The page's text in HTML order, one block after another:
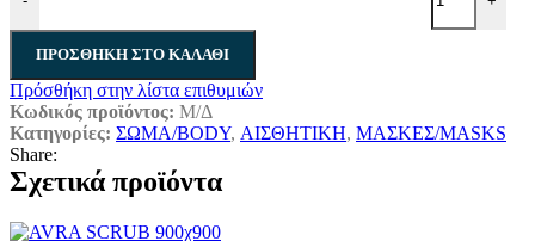
ΠΡΟΣΘΉΚΗ ΣΤΟ ΚΑΛΆΘΙ
Πρόσθήκη στην λίστα επιθυμιών
Κωδικός προϊόντος: Μ/Δ
Κατηγορίες: ΣΩΜΑ/BODY, ΑΙΣΘΗΤΙΚΗ, ΜΑΣΚΕΣ/MASKS
Share:
Σχετικά προϊόντα